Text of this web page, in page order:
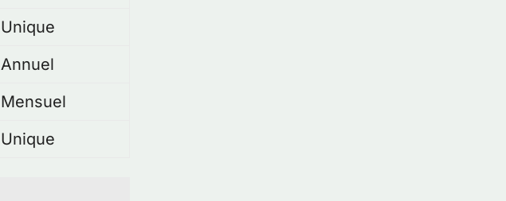
Unique
Annuel
Mensuel
Unique